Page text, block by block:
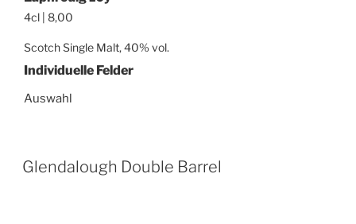
4cl | 8,00
Scotch Single Malt, 40% vol.
Individuelle Felder
Auswahl
Glendalough Double Barrel